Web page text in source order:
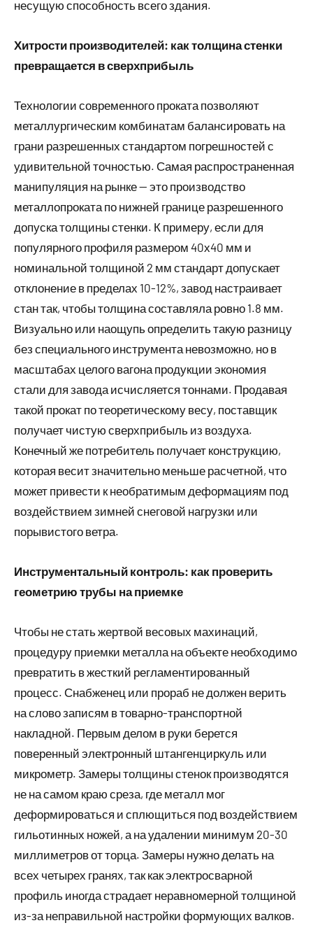
несущую способность всего здания.
Хитрости производителей: как толщина стенки
превращается в сверхприбыль
Технологии современного проката позволяют
металлургическим комбинатам балансировать на
грани разрешенных стандартом погрешностей с
удивительной точностью. Самая распространенная
манипуляция на рынке — это производство
металлопроката по нижней границе разрешенного
допуска толщины стенки. К примеру, если для
популярного профиля размером 40х40 мм и
номинальной толщиной 2 мм стандарт допускает
отклонение в пределах 10-12%, завод настраивает
стан так, чтобы толщина составляла ровно 1.8 мм.
Визуально или наощупь определить такую разницу
без специального инструмента невозможно, но в
масштабах целого вагона продукции экономия
стали для завода исчисляется тоннами. Продавая
такой прокат по теоретическому весу, поставщик
получает чистую сверхприбыль из воздуха.
Конечный же потребитель получает конструкцию,
которая весит значительно меньше расчетной, что
может привести к необратимым деформациям под
воздействием зимней снеговой нагрузки или
порывистого ветра.
Инструментальный контроль: как проверить
геометрию трубы на приемке
Чтобы не стать жертвой весовых махинаций,
процедуру приемки металла на объекте необходимо
превратить в жесткий регламентированный
процесс. Снабженец или прораб не должен верить
на слово записям в товарно-транспортной
накладной. Первым делом в руки берется
поверенный электронный штангенциркуль или
микрометр. Замеры толщины стенок производятся
не на самом краю среза, где металл мог
деформироваться и сплющиться под воздействием
гильотинных ножей, а на удалении минимум 20-30
миллиметров от торца. Замеры нужно делать на
всех четырех гранях, так как электросварной
профиль иногда страдает неравномерной толщиной
из-за неправильной настройки формующих валков.